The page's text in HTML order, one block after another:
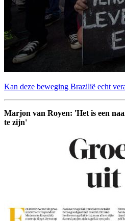
Kan deze beweging Brazilië echt
Marjon van Royen: 'Het is een
te zijn'